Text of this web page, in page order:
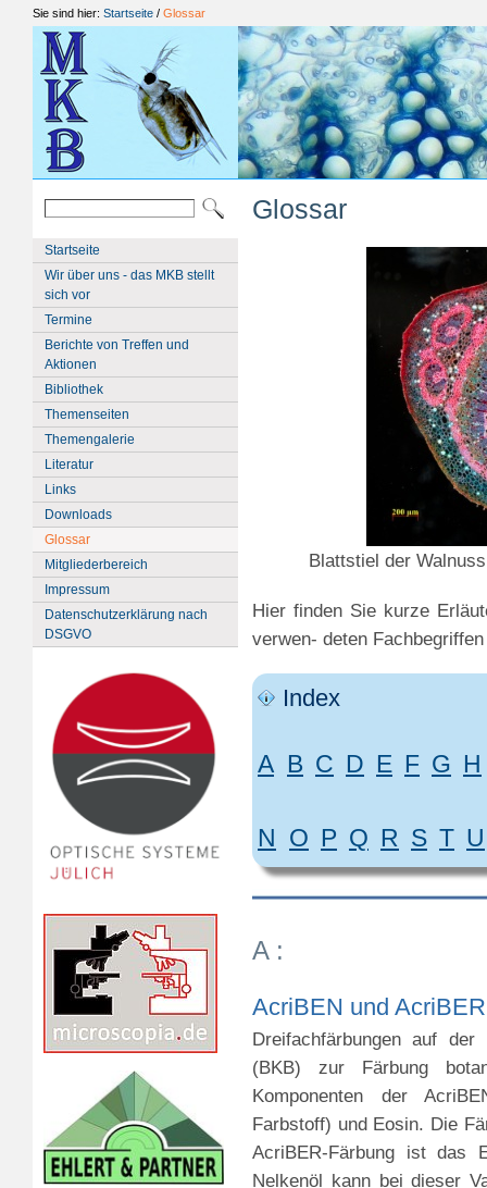
Sie sind hier: Startseite / Glossar
Startseite
Wir über uns - das MKB stellt
sich vor
Termine
Berichte von Treffen und
Aktionen
Bibliothek
Themenseiten
Themengalerie
Literatur
Links
Downloads
Glossar
Mitgliederbereich
Impressum
Datenschutzerklärung nach
DSGVO
Glossar
Blattstiel der
Hier finden Sie kurze
verwen- deten
Index
A B C D E F G H
N O P Q R S T U
A :
AcriBEN und
Dreifachfärbungen auf
(BKB) zur Färbung
Komponenten der
Farbstoff) und Eosin. Die
AcriBER-Färbung ist das
Nelkenöl kann bei dieser